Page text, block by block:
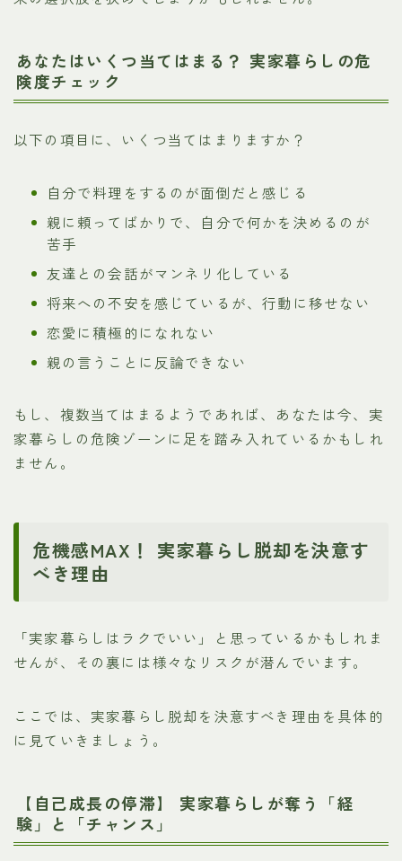
あなたはいくつ当てはまる？ 実家暮らしの危
険度チェック
以下の項目に、いくつ当てはまりますか？
自分で料理をするのが面倒だと感じる
親に頼ってばかりで、自分で何かを決めるのが
苦手
友達との会話がマンネリ化している
将来への不安を感じているが、行動に移せない
恋愛に積極的になれない
親の言うことに反論できない
もし、複数当てはまるようであれば、あなたは今、実
家暮らしの危険ゾーンに足を踏み入れているかもしれ
ません。
危機感MAX！ 実家暮らし脱却を決意す
べき理由
「実家暮らしはラクでいい」と思っているかもしれま
せんが、その裏には様々なリスクが潜んでいます。
ここでは、実家暮らし脱却を決意すべき理由を具体的
に見ていきましょう。
【自己成長の停滞】 実家暮らしが奪う「経
験」と「チャンス」